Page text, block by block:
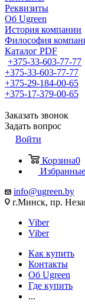
Реквизиты
Об Ugreen
История компании
Философия
Каталог PDF
+375-33-603-77-77
+375-33-603-77-77
+375-29-184-00-65
+375-17-379-00-65
Заказать звонок
Задать вопрос
Войти
Корзина0
info@ugreen.by
г.Минск, пр.
Viber
Viber
Как купить
Контакты
Об Ugreen
Где купить
...